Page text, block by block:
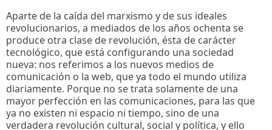
Aparte de la caída del marxismo y de sus ideales
revolucionarios, a mediados de los años ochenta se
produce otra clase de revolución, ésta de carácter
tecnológico, que está configurando una sociedad
nueva: nos referimos a los nuevos medios de
comunicación o la web, que ya todo el mundo utiliza
diariamente. Porque no se trata solamente de una
mayor perfección en las comunicaciones, para las que
ya no existen ni espacio ni tiempo, sino de una
verdadera revolución cultural, social y política, y ello